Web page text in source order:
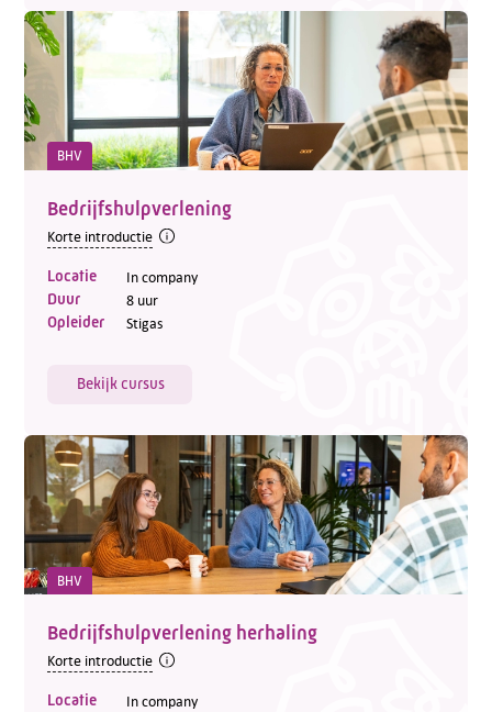
BHV
Bedrijfshulpverlening
Korte introductie
Locatie In company
Duur 8 uur
Opleider Stigas
Bekijk cursus
BHV
Bedrijfshulpverlening herhaling
Korte introductie
Locatie In company